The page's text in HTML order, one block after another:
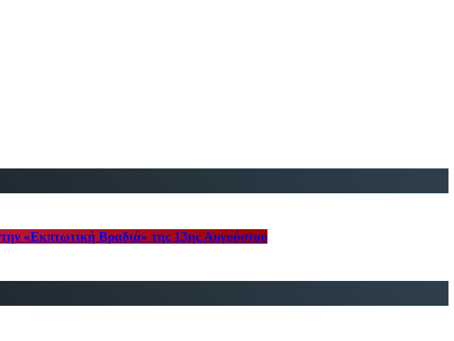
«Εκπτωτική Βραδιά» της 13ης Αυγούστου